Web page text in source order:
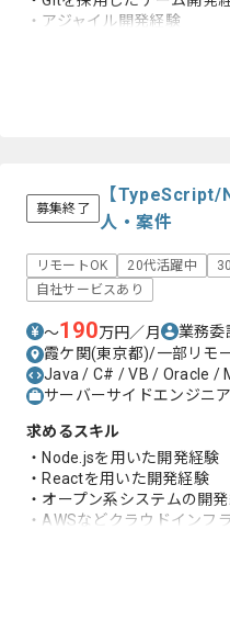
・アジャイル開発経験
募集終了
【TypeScript/
人・案件
リモートOK 20代活躍中
自社サービスあり
〜190万円／月 業務
霞ケ関(東京都)/一部リモ
Java / C# / VB / Oracle /
サーバーサイドエンジニア
求めるスキル
・Node.jsを用いた開発経験
・Reactを用いた開発経験
・オープン系システムの開
・AWSなどクラウドインフ